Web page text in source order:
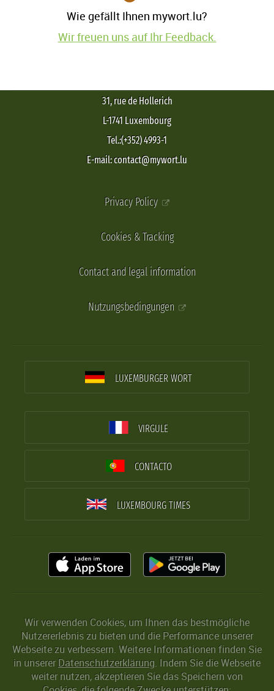
Wie gefällt Ihnen mywort.lu?
Wir freuen uns auf Ihr Feedback.
31, rue de Hollerich
L-1741 Luxembourg
Tel.:(+352) 4993-1
E-mail: contact@mywort.lu
Privacy Policy
Cookies & Tracking
Contact and legal information
Nutzungsbedingungen
LUXEMBURGER WORT
VIRGULE
CONTACTO
LUXEMBOURG TIMES
Wir verwenden Cookies, um Ihnen das bestmögliche
Nutzererlebnis zu bieten und die Performance unserer
Webseite zu verbessern. Weitere Informationen finden Sie
in unserer Datenschutzerklärung. Indem Sie die Webseite
weiter nutzen, akzeptieren Sie das Speichern von